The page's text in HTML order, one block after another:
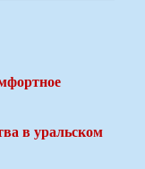
в уральском